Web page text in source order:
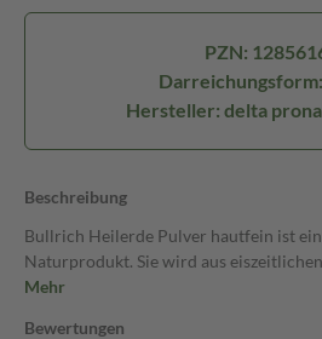
PZN:
Hersteller: delta
Beschreibung
Bullrich Heilerde Pulver hautfein ist
Naturprodukt. Sie wird aus
Mehr
Bewertungen